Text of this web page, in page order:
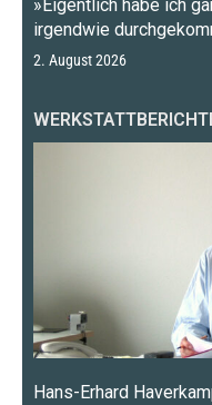
»Eigentlich habe ich
irgendwie
2. August 2026
Hans-Erhard